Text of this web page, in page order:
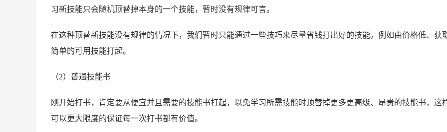
习新技能只会随机顶替掉本身的一个技能，暂时没有规律可言。
在这种顶替新技能没有规律的情况下，我们暂时只能通过一些技巧来尽量省钱打出好的技能。例如由价格低、获
简单的可用技能打起。
（2）普通技能书
刚开始打书，肯定要从便宜并且需要的技能书打起，以免学习所需技能时顶替掉更多更高级、昂贵的技能书，这
可以更大限度的保证每一次打书都有价值。